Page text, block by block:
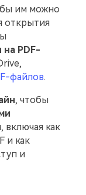
им можно
открытия
на PDF-
файлов.
, чтобы
как
и как
и